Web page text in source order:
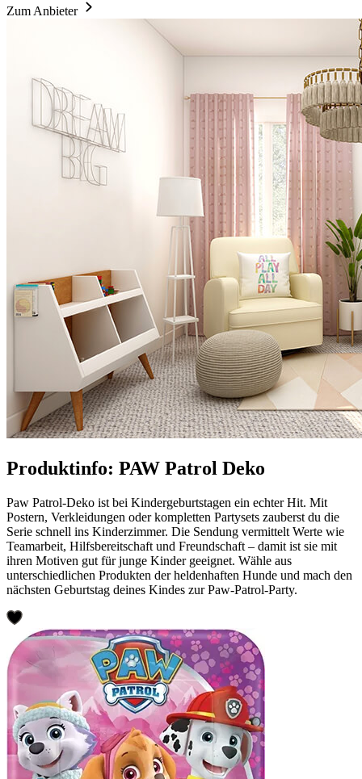
Zum Anbieter
Produktinfo: PAW Patrol Deko
Paw Patrol-Deko ist bei Kindergeburtstagen ein echter Hit. Mit
Postern, Verkleidungen oder kompletten Partysets zauberst du die
Serie schnell ins Kinderzimmer. Die Sendung vermittelt Werte wie
Teamarbeit, Hilfsbereitschaft und Freundschaft – damit ist sie mit
ihren Motiven gut für junge Kinder geeignet. Wähle aus
unterschiedlichen Produkten der heldenhaften Hunde und mach den
nächsten Geburtstag deines Kindes zur Paw-Patrol-Party.